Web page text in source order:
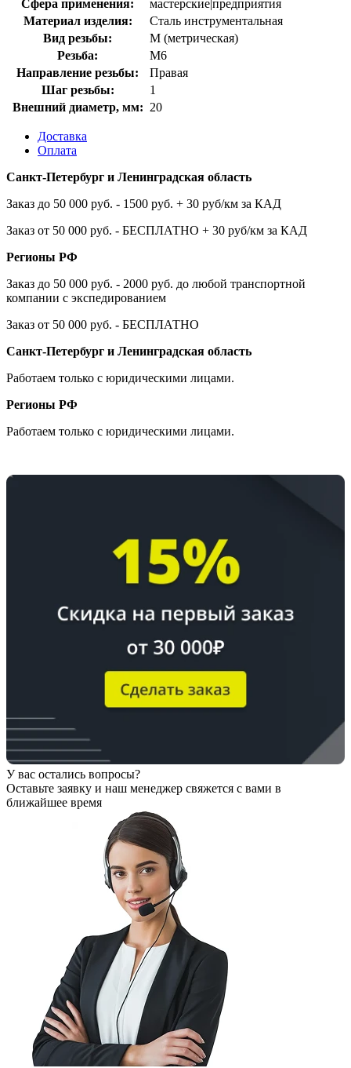
Сфера применения:
мастерские|предприятия
Материал изделия:
Сталь инструментальная
Вид резьбы:
M (метрическая)
Резьба:
М6
Направление резьбы:
Правая
Шаг резьбы:
1
Внешний диаметр, мм: 20
Доставка
Оплата
Санкт-Петербург и Ленинградская область
Заказ до 50 000 руб. - 1500 руб. + 30 руб/км за КАД
Заказ от 50 000 руб. - БЕСПЛАТНО + 30 руб/км за КАД
Регионы РФ
Заказ до 50 000 руб. - 2000 руб. до любой транспортной
компании с экспедированием
Заказ от 50 000 руб. - БЕСПЛАТНО
Санкт-Петербург и Ленинградская область
Работаем только с юридическими лицами.
Регионы РФ
Работаем только с юридическими лицами.
У вас остались вопросы?
Оставьте заявку и наш менеджер свяжется с вами в
ближайшее время